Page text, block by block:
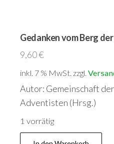
Gedanken vom Berg
9,60€
inkl. 7 % MwSt. zzgl.
Autor: Gemeinschaft
Adventisten (Hrsg.)
1 vorrätig
Gedanken